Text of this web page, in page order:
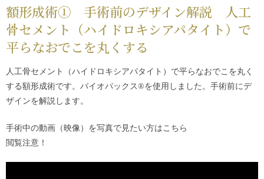
額形成術① 手術前のデザイン解説 人工
骨セメント（ハイドロキシアパタイト）で
平らなおでこを丸くする
人工骨セメント（ハイドロキシアパタイト）で平らなおでこを丸く
する額形成術です。バイオパックス®を使用しました。手術前にデ
ザインを解説します。
手術中の動画（映像）を写真で見たい方はこちら
閲覧注意！